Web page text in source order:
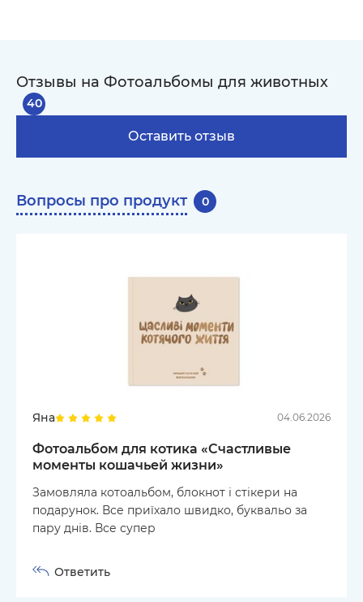
Отзывы на Фотоальбомы для животных
40
Оставить отзыв
Вопросы про продукт 0
Яна 04.06.2026
Фотоальбом для котика «Счастливые
моменты кошачьей жизни»
Замовляла котоальбом, блокнот і стікери на
подарунок. Все приїхало швидко, буквальо за
пару днів. Все супер
Ответить